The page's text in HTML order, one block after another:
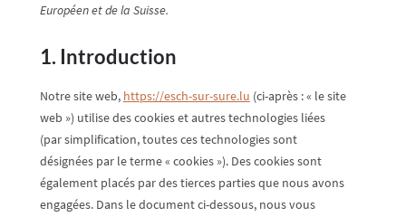
Européen et de la Suisse.
1. Introduction
Notre site web, https://esch-sur-sure.lu (ci-après : « le site
web ») utilise des cookies et autres technologies liées
(par simplification, toutes ces technologies sont
désignées par le terme « cookies »). Des cookies sont
également placés par des tierces parties que nous avons
engagées. Dans le document ci-dessous, nous vous